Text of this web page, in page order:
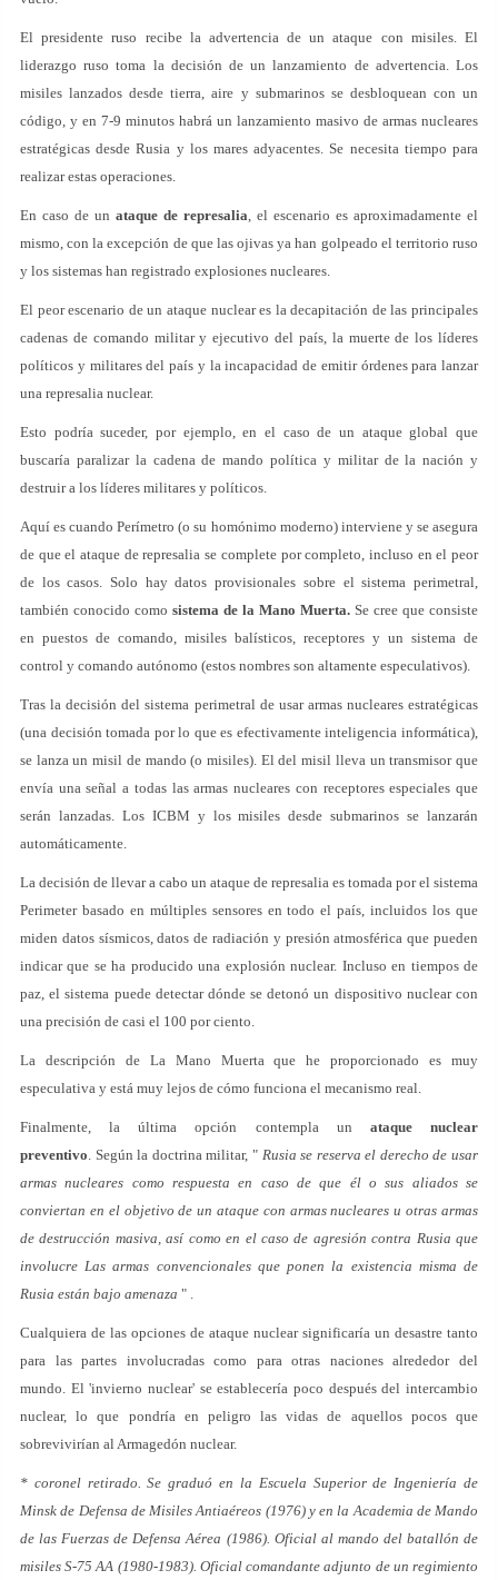
El presidente ruso recibe la advertencia de un ataque con misiles. El
liderazgo ruso toma la decisión de un lanzamiento de advertencia. Los
misiles lanzados desde tierra, aire y submarinos se desbloquean con un
código, y en 7-9 minutos habrá un lanzamiento masivo de armas nucleares
estratégicas desde Rusia y los mares adyacentes. Se necesita tiempo para
realizar estas operaciones.
En caso de un ataque de represalia, el escenario es aproximadamente el
mismo, con la excepción de que las ojivas ya han golpeado el territorio ruso
y los sistemas han registrado explosiones nucleares.
El peor escenario de un ataque nuclear es la decapitación de las principales
cadenas de comando militar y ejecutivo del país, la muerte de los líderes
políticos y militares del país y la incapacidad de emitir órdenes para lanzar
una represalia nuclear.
Esto podría suceder, por ejemplo, en el caso de un ataque global que
buscaría paralizar la cadena de mando política y militar de la nación y
destruir a los líderes militares y políticos.
Aquí es cuando Perímetro (o su homónimo moderno) interviene y se asegura
de que el ataque de represalia se complete por completo, incluso en el peor
de los casos. Solo hay datos provisionales sobre el sistema perimetral,
también conocido como sistema de la Mano Muerta. Se cree que consiste
en puestos de comando, misiles balísticos, receptores y un sistema de
control y comando autónomo (estos nombres son altamente especulativos).
Tras la decisión del sistema perimetral de usar armas nucleares estratégicas
(una decisión tomada por lo que es efectivamente inteligencia informática),
se lanza un misil de mando (o misiles). El del misil lleva un transmisor que
envía una señal a todas las armas nucleares con receptores especiales que
serán lanzadas. Los ICBM y los misiles desde submarinos se lanzarán
automáticamente.
La decisión de llevar a cabo un ataque de represalia es tomada por el sistema
Perimeter basado en múltiples sensores en todo el país, incluidos los que
miden datos sísmicos, datos de radiación y presión atmosférica que pueden
indicar que se ha producido una explosión nuclear. Incluso en tiempos de
paz, el sistema puede detectar dónde se detonó un dispositivo nuclear con
una precisión de casi el 100 por ciento.
La descripción de La Mano Muerta que he proporcionado es muy
especulativa y está muy lejos de cómo funciona el mecanismo real.
Finalmente, la última opción contempla un ataque nuclear
preventivo. Según la doctrina militar, " Rusia se reserva el derecho de usar
armas nucleares como respuesta en caso de que él o sus aliados se
conviertan en el objetivo de un ataque con armas nucleares u otras armas
de destrucción masiva, así como en el caso de agresión contra Rusia que
involucre Las armas convencionales que ponen la existencia misma de
Rusia están bajo amenaza " .
Cualquiera de las opciones de ataque nuclear significaría un desastre tanto
para las partes involucradas como para otras naciones alrededor del
mundo. El 'invierno nuclear' se establecería poco después del intercambio
nuclear, lo que pondría en peligro las vidas de aquellos pocos que
sobrevivirían al Armagedón nuclear.
* coronel retirado. Se graduó en la Escuela Superior de Ingeniería de
Minsk de Defensa de Misiles Antiaéreos (1976) y en la Academia de Mando
de las Fuerzas de Defensa Aérea (1986). Oficial al mando del batallón de
misiles S-75 AA (1980-1983). Oficial comandante adjunto de un regimiento